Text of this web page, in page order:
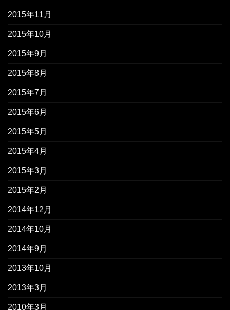
2015年11月
2015年10月
2015年9月
2015年8月
2015年7月
2015年6月
2015年5月
2015年4月
2015年3月
2015年2月
2014年12月
2014年10月
2014年9月
2013年10月
2013年3月
2010年3月